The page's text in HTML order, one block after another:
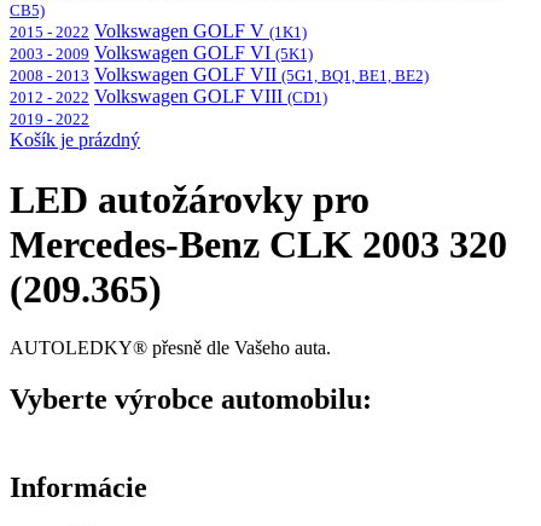
CB5)
2015 - 2022 Volkswagen GOLF V (1K1)
2003 - 2009 Volkswagen GOLF VI (5K1)
2008 - 2013 Volkswagen GOLF VII (5G1, BQ1, BE1, BE2)
2012 - 2022 Volkswagen GOLF VIII (CD1)
2019 - 2022
Košík je prázdný
LED autožárovky pro
Mercedes-Benz CLK 2003 320
(209.365)
AUTOLEDKY® přesně dle Vašeho auta.
Vyberte výrobce automobilu:
Informácie